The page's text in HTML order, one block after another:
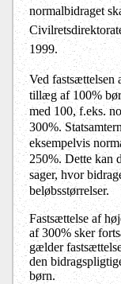
normalbidraget
1999.
Ved fastsættelsen
tillæg af 100%
med 100, f.eks.
300%.
eksempelvis
250%. Dette kan
sager, hvor
beløbsstørrelser.
Fastsættelse af
af 300% sker
gælder
den
børn.